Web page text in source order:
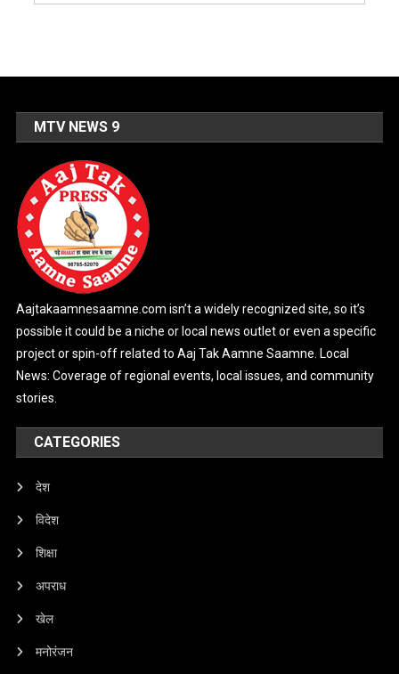
MTV NEWS 9
Aajtakaamnesaamne.com isn’t a widely recognized site, so it’s
possible it could be a niche or local news outlet or even a specific
project or spin-off related to Aaj Tak Aamne Saamne. Local
News: Coverage of regional events, local issues, and community
stories.
CATEGORIES
देश
विदेश
शिक्षा
अपराध
खेल
मनोरंजन